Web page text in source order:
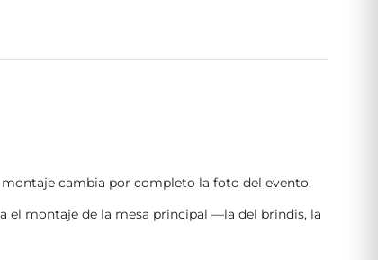
cambia por completo la foto del evento.
el montaje de la mesa principal —la del brindis, la